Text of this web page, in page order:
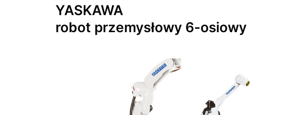
YASKAWA
robot przemysłowy 6-osiowy